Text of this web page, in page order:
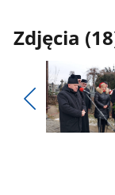
Zdjęcia
Pokaż
poprzednie